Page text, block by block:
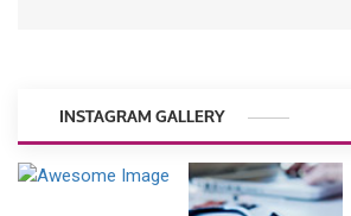
INSTAGRAM GALLERY